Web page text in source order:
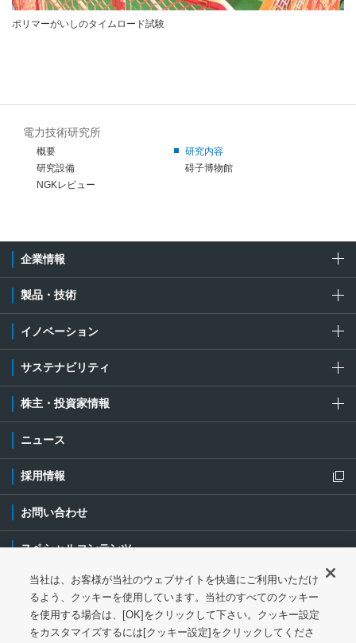
ポリマーがいしのタイムロード試験
電力技術研究所
概要
研究内容
研究設備
碍子博物館
NGKレビュー
企業情報
製品・技術
イノベーション
サステナビリティ
株主・投資家情報
ニュース
採用情報
新規ウィンドウを開きます
お問い合わせ
スペシャルコンテンツ
ご利用条件・ご注意 プライバシーポリシー
新規ウィンドウを開き
ソーシャルメディアポリシー クッキーポリシー
当社は、お客様が当社のウェブサイトを快適にご利用いただけ
るよう、クッキーを使用しています。当社のすべてのクッキー
を使用する場合は、[OK]をクリックして下さい。クッキー設定
をカスタマイズするには[クッキー設定]をクリックしてくださ